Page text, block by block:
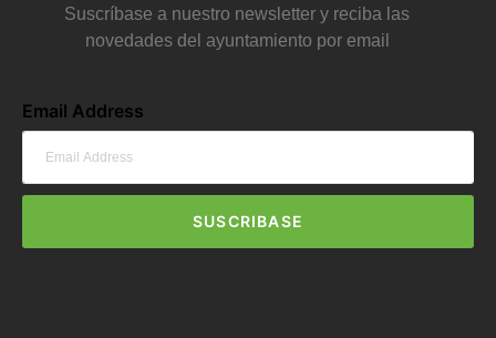
Suscríbase a nuestro newsletter y reciba las
novedades del ayuntamiento por email
Email Address
SUSCRIBASE